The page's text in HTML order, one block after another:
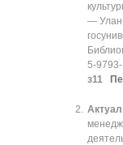
— Улан-
5-
з11